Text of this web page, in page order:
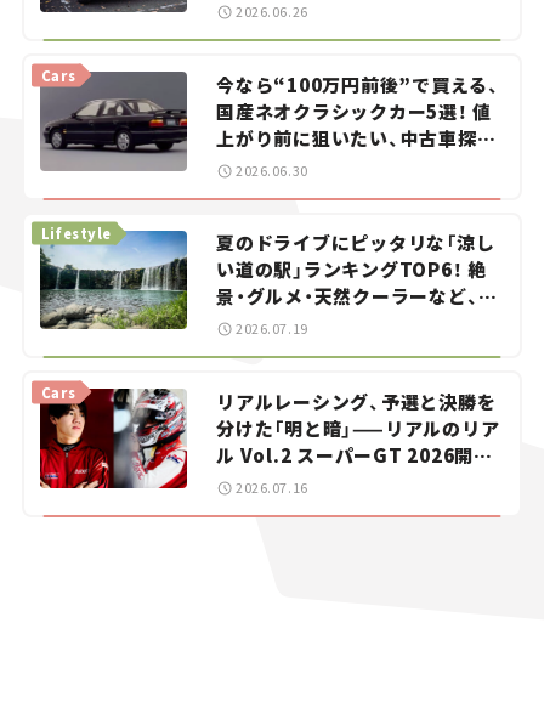
2026.06.26
今なら“100万円前後”で買える、
国産ネオクラシックカー5選！ 値
上がり前に狙いたい、中古車探し
をお手伝い――ちょっとイケてるマ
Cars
2026.06.30
夏のドライブにピッタリな「涼し
い道の駅」ランキングTOP6！ 絶
景・グルメ・天然クーラーなど、避
暑におすすめのスポットを紹介
【道の駅マニアの推し駅ガイド】
Lifestyle
2026.07.19
リアルレーシング、予選と決勝を
分けた「明と暗」——リアルのリア
ル Vol.2 スーパーGT 2026開幕
戦 岡山国際サーキット
Cars
2026.07.16